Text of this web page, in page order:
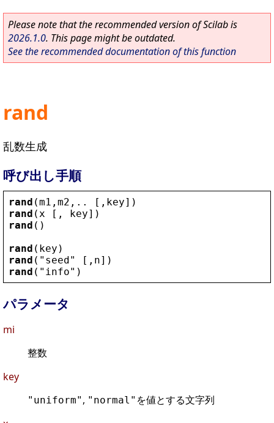
Please note that the recommended version of Scilab is
2026.1.0. This page might be outdated.
See the recommended documentation of this function
rand
乱数生成
呼び出し手順
rand (m1 , m2 ,.. [, key])
rand ( x [, key])
rand ()
rand ( key )
rand ( " seed" [, n])
rand ( " info" )
パラメータ
mi
整数
key
"uniform" , "normal" を値とする文字列